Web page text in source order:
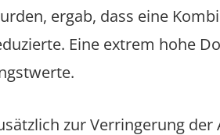
ergab, dass eine
Eine extrem hohe
zur Verringerung